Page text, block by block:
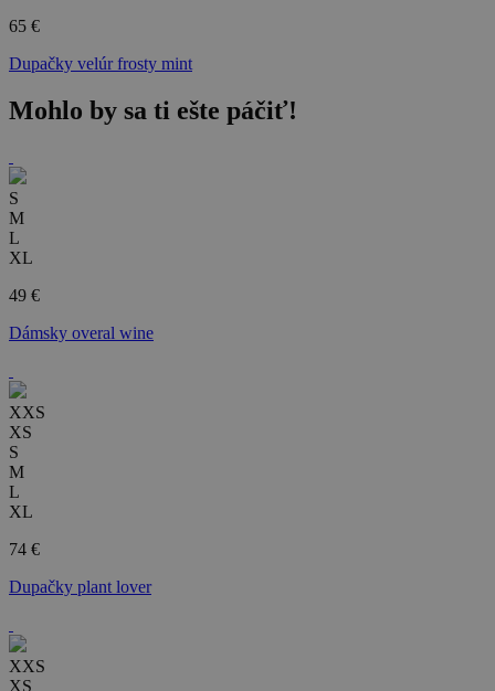
65 €
Dupačky velúr frosty mint
Mohlo by sa ti ešte páčiť!
S
M
L
XL
49 €
Dámsky overal wine
XXS
XS
S
M
L
XL
74 €
Dupačky plant lover
XXS
XS